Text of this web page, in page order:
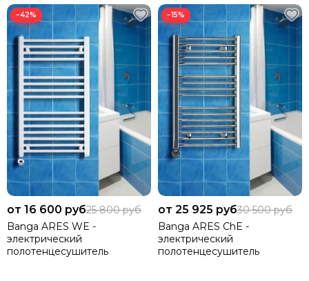
−42%
от 16 600 руб25 800 руб
Banga ARES WE -
электрический
полотенцесушитель
−15%
от 25 925 руб30 500 руб
Banga ARES ChE -
электрический
полотенцесушитель